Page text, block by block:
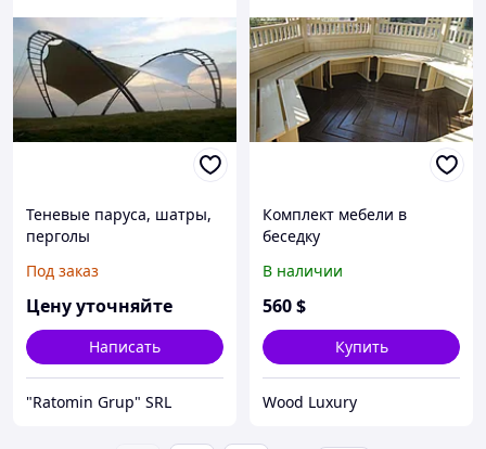
Теневые паруса, шатры,
перголы
Под заказ
Цену уточняйте
Написать
"Ratomin Grup" SRL
Комплект мебели в
беседку
В наличии
560$
Купить
Wood Luxury